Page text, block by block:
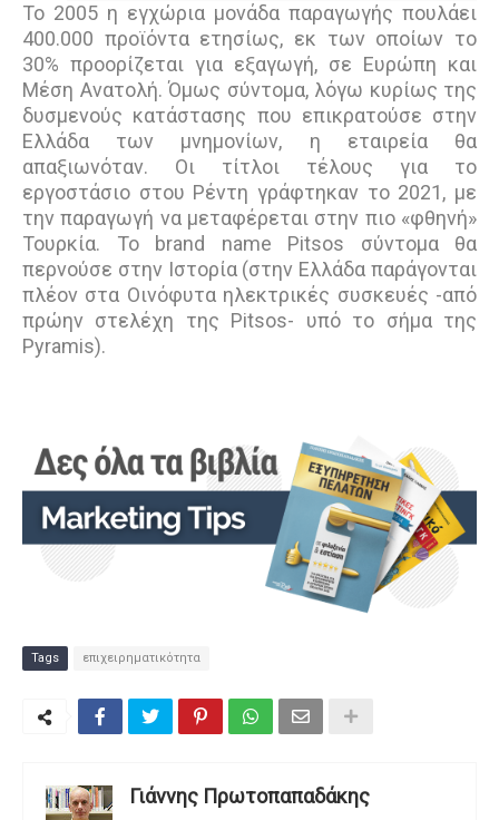
Το 2005 η εγχώρια μονάδα παραγωγής πουλάει
400.000 προϊόντα ετησίως, εκ των οποίων το
30% προορίζεται για εξαγωγή, σε Ευρώπη και
Μέση Ανατολή. Όμως σύντομα, λόγω κυρίως της
δυσμενούς κατάστασης που επικρατούσε στην
Ελλάδα των μνημονίων, η εταιρεία θα
απαξιωνόταν. Οι τίτλοι τέλους για το
εργοστάσιο στου Ρέντη γράφτηκαν το 2021, με
την παραγωγή να μεταφέρεται στην πιο «φθηνή»
Τουρκία. Το brand name Pitsos σύντομα θα
περνούσε στην Ιστορία (στην Ελλάδα παράγονται
πλέον στα Οινόφυτα ηλεκτρικές συσκευές -από
πρώην στελέχη της Pitsos- υπό το σήμα της
Pyramis).
Tags επιχειρηματικότητα
Γιάννης Πρωτοπαπαδάκης